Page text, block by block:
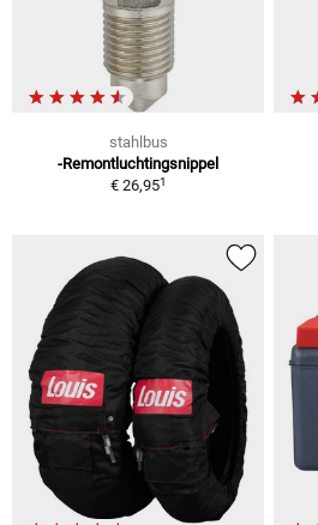
stahlbus
-Remontluchtingsnippel
€ 26,951